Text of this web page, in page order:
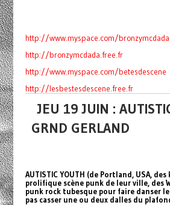
http://www.myspace.com/bronzymcdada
http://bronzymcdada.free.fr
http://www.myspace.com/betesdescene
http://lesbestesdescene.free.fr
JEU 19 JUIN :
GRND GERLAND
AUTISTIC YOUTH (de Portland, USA,
prolifique scène punk de leur ville, des
punk rock tubesque pour faire danser
pas casser une ou deux dalles du